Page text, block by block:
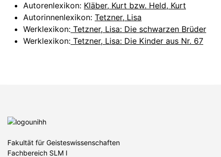
Autorenlexikon: Kläber, Kurt bzw. Held, Kurt
Autorinnenlexikon: Tetzner, Lisa
Werklexikon: Tetzner, Lisa: Die schwarzen Brüder
Werklexikon: Tetzner, Lisa: Die Kinder aus Nr. 67
Fakultät für Geisteswissenschaften
Fachbereich SLM I